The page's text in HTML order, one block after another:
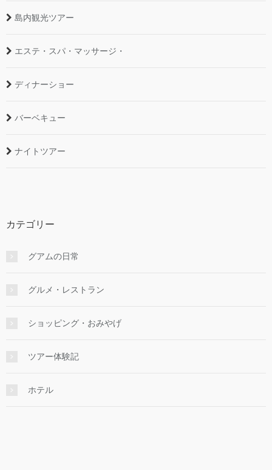
島内観光ツアー
エステ・スパ・マッサージ・
ディナーショー
バーベキュー
ナイトツアー
カテゴリー
グアムの日常
グルメ・レストラン
ショッピング・おみやげ
ツアー体験記
ホテル